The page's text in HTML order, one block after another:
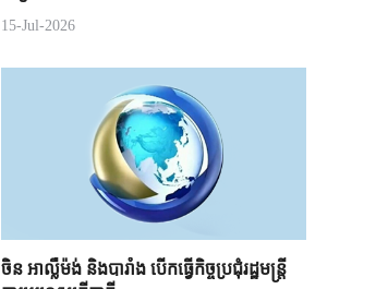
15-Jul-2026
ចិន អាល្លឺម៉ង់ និងបារាំង បើកធ្វើ​កិច្ចប្រជុំរដ្ឋមន្ត្រី